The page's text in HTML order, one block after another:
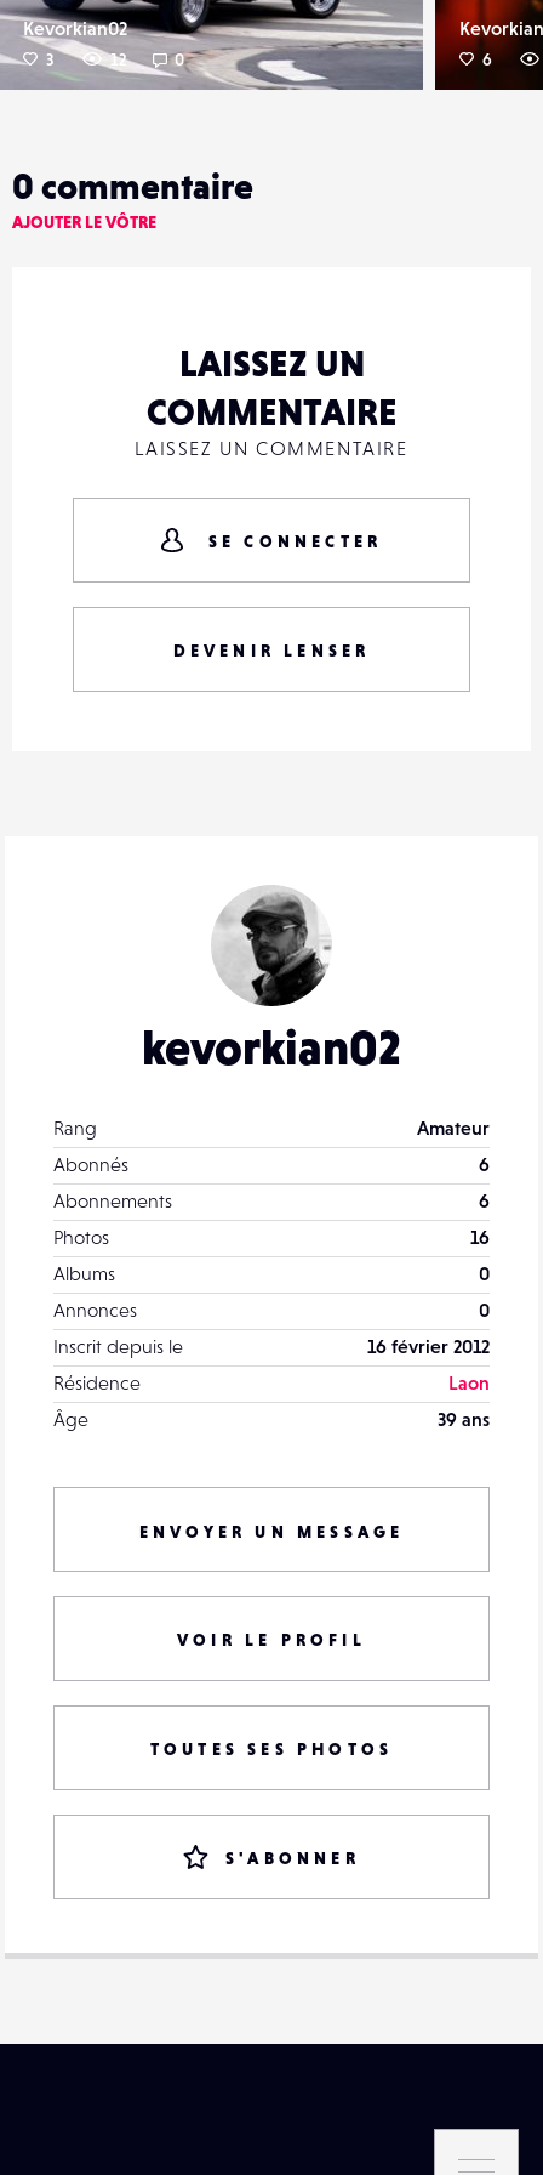
Kevorkian02
3 12 0 6
kevorkian02
Rang
Amateur
Abonnés
6
Abonnements
6
Photos
16
Albums
0
Annonces
0
Inscrit depuis le
16 février 2012
Résidence
Laon
Âge
39 ans
ENVOYER UN MESSAGE
VOIR LE PROFIL
TOUTES SES PHOTOS
S'ABONNER
0 commentaire
AJOUTER LE VÔTRE
LAISSEZ UN
COMMENTAIRE
LAISSEZ UN COMMENTAIRE
SE CONNECTER
DEVENIR LENSER